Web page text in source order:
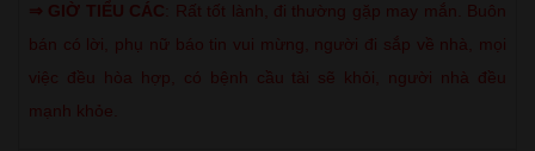
⇒ GIỜ TIỂU CÁC
Rất tốt lành, đi thường gặp may mắn. Buôn
bán có lời, phụ nữ báo tin vui mừng, người đi sắp về nhà, mọi
việc đều hòa hợp, có bệnh cầu tài sẽ khỏi, người nhà đều
mạnh khỏe.